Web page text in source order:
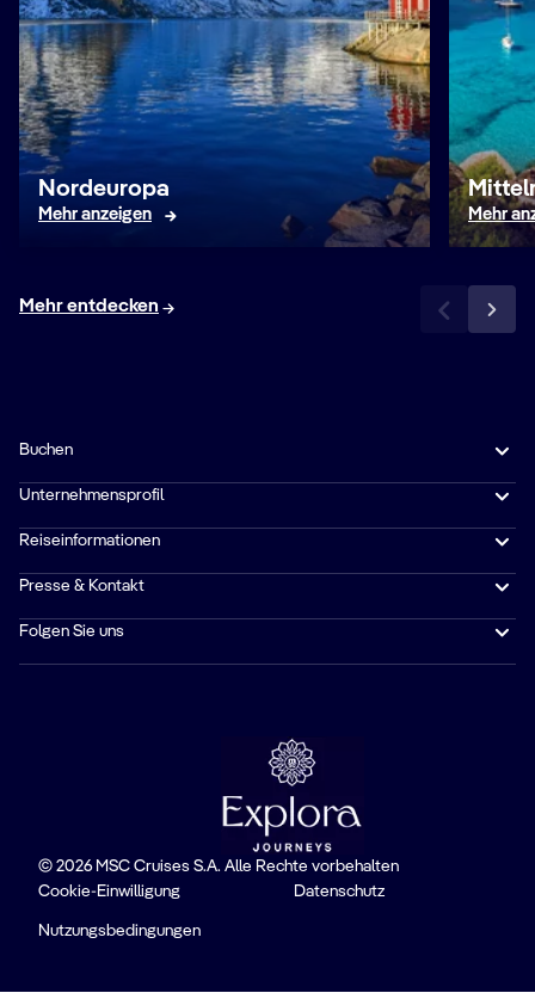
Nordeuropa
Mehr anzeigen Mehr
Mehr entdecken
Buchen
Unternehmensprofil
Reiseinformationen
Presse & Kontakt
Folgen Sie uns
© 2026 MSC Cruises S.A. Alle Rechte vorbehalten
Cookie-Einwilligung
Datenschutz
Nutzungsbedingungen